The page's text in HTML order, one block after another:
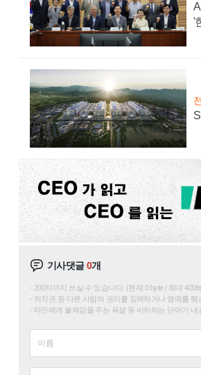
'
기사댓글0개
200자까지 쓰실 수 있습니다. (현재 0 byte / 최대
저작권 등 다른 사람의 권리를 침해하거나 명예를
타인에게 불쾌감을 주는 욕설 등 비하하는 단어가